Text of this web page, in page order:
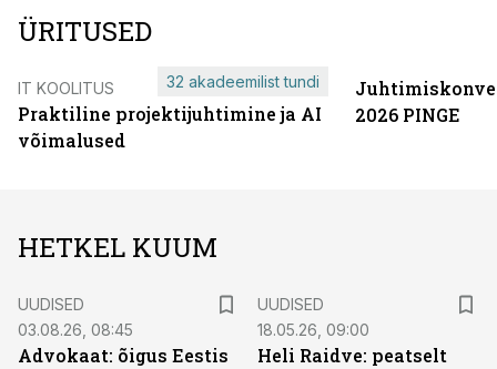
ÜRITUSED
IT KOOLITUS
Praktiline projektijuhtimine ja AI
võimalused
32 akadeemilist tundi
2026 PINGE
HETKEL KUUM
UUDISED
03.08.26, 08:45
Advokaat: õigus Eestis
UUDISED
18.05.26, 09:00
Heli Raidve: peatselt